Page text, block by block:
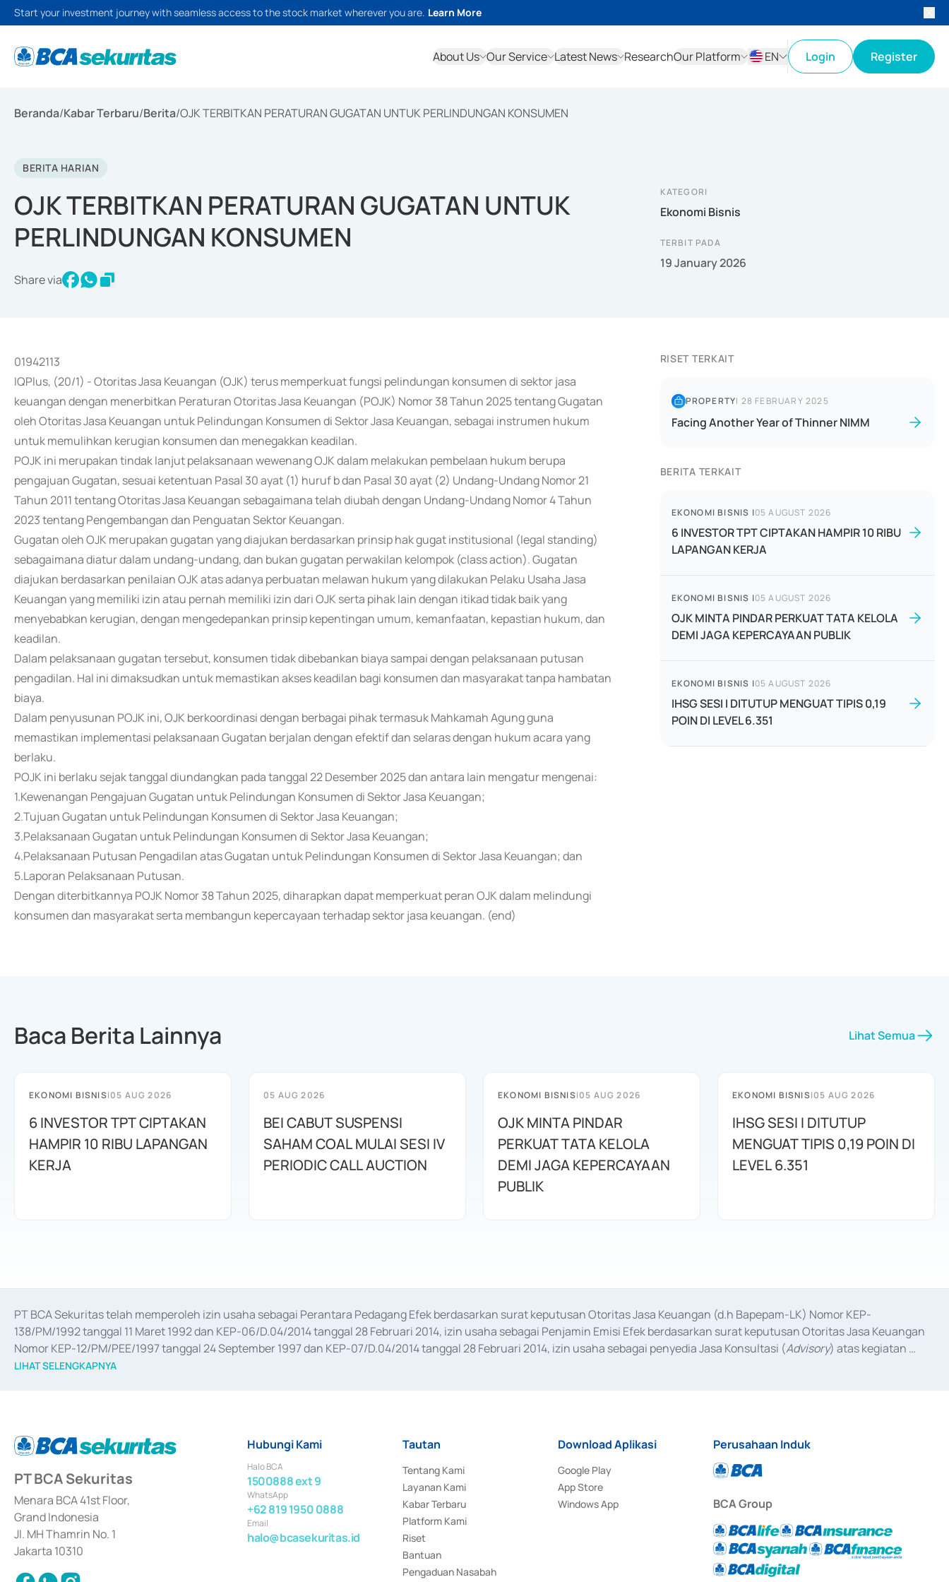
Start your investment journey with seamless access to the stock market wherever you are. Learn More
About Us Our Service Latest News ResearchOur Platform
EN
Login Register
Beranda/Kabar Terbaru/Berita/OJK TERBITKAN PERATURAN GUGATAN UNTUK PERLINDUNGAN KONSUMEN
BERITA HARIAN
OJK TERBITKAN PERATURAN GUGATAN UNTUK
PERLINDUNGAN KONSUMEN
Share via
KATEGORI
Ekonomi Bisnis
TERBIT PADA
19 January 2026
01942113
IQPlus, (20/1) - Otoritas Jasa Keuangan (OJK) terus memperkuat fungsi pelindungan konsumen di sektor jasa
keuangan dengan menerbitkan Peraturan Otoritas Jasa Keuangan (POJK) Nomor 38 Tahun 2025 tentang Gugatan
oleh Otoritas Jasa Keuangan untuk Pelindungan Konsumen di Sektor Jasa Keuangan, sebagai instrumen hukum
untuk memulihkan kerugian konsumen dan menegakkan keadilan.
POJK ini merupakan tindak lanjut pelaksanaan wewenang OJK dalam melakukan pembelaan hukum berupa
pengajuan Gugatan, sesuai ketentuan Pasal 30 ayat (1) huruf b dan Pasal 30 ayat (2) Undang-Undang Nomor 21
Tahun 2011 tentang Otoritas Jasa Keuangan sebagaimana telah diubah dengan Undang-Undang Nomor 4 Tahun
2023 tentang Pengembangan dan Penguatan Sektor Keuangan.
Gugatan oleh OJK merupakan gugatan yang diajukan berdasarkan prinsip hak gugat institusional (legal standing)
sebagaimana diatur dalam undang-undang, dan bukan gugatan perwakilan kelompok (class action). Gugatan
diajukan berdasarkan penilaian OJK atas adanya perbuatan melawan hukum yang dilakukan Pelaku Usaha Jasa
Keuangan yang memiliki izin atau pernah memiliki izin dari OJK serta pihak lain dengan itikad tidak baik yang
menyebabkan kerugian, dengan mengedepankan prinsip kepentingan umum, kemanfaatan, kepastian hukum, dan
keadilan.
Dalam pelaksanaan gugatan tersebut, konsumen tidak dibebankan biaya sampai dengan pelaksanaan putusan
pengadilan. Hal ini dimaksudkan untuk memastikan akses keadilan bagi konsumen dan masyarakat tanpa hambatan
biaya.
Dalam penyusunan POJK ini, OJK berkoordinasi dengan berbagai pihak termasuk Mahkamah Agung guna
memastikan implementasi pelaksanaan Gugatan berjalan dengan efektif dan selaras dengan hukum acara yang
berlaku.
POJK ini berlaku sejak tanggal diundangkan pada tanggal 22 Desember 2025 dan antara lain mengatur mengenai:
1.Kewenangan Pengajuan Gugatan untuk Pelindungan Konsumen di Sektor Jasa Keuangan;
2.Tujuan Gugatan untuk Pelindungan Konsumen di Sektor Jasa Keuangan;
3.Pelaksanaan Gugatan untuk Pelindungan Konsumen di Sektor Jasa Keuangan;
4.Pelaksanaan Putusan Pengadilan atas Gugatan untuk Pelindungan Konsumen di Sektor Jasa Keuangan; dan
5.Laporan Pelaksanaan Putusan.
Dengan diterbitkannya POJK Nomor 38 Tahun 2025, diharapkan dapat memperkuat peran OJK dalam melindungi
konsumen dan masyarakat serta membangun kepercayaan terhadap sektor jasa keuangan. (end)
RISET TERKAIT
PROPERTY| 28 FEBRUARY 2025
Facing Another Year of Thinner NIMM
BERITA TERKAIT
EKONOMI BISNIS |05 AUGUST 2026
6 INVESTOR TPT CIPTAKAN HAMPIR 10 RIBU
LAPANGAN KERJA
EKONOMI BISNIS |05 AUGUST 2026
OJK MINTA PINDAR PERKUAT TATA KELOLA
DEMI JAGA KEPERCAYAAN PUBLIK
EKONOMI BISNIS |05 AUGUST 2026
IHSG SESI I DITUTUP MENGUAT TIPIS 0,19
POIN DI LEVEL 6.351
Baca Berita Lainnya Lihat Semua
EKONOMI BISNIS|05 AUG 2026
6 INVESTOR TPT CIPTAKAN
HAMPIR 10 RIBU LAPANGAN
KERJA
05 AUG 2026
BEI CABUT SUSPENSI
SAHAM COAL MULAI SESI IV
PERIODIC CALL AUCTION
EKONOMI BISNIS|05 AUG 2026
OJK MINTA PINDAR
PERKUAT TATA KELOLA
DEMI JAGA KEPERCAYAAN
PUBLIK
EKONOMI BISNIS|05 AUG 2026
IHSG SESI I DITUTUP
MENGUAT TIPIS 0,19 POIN DI
LEVEL 6.351
PT BCA Sekuritas telah memperoleh izin usaha sebagai Perantara Pedagang Efek berdasarkan surat keputusan Otoritas Jasa Keuangan (d.h Bapepam-LK) Nomor KEP-
138/PM/1992 tanggal 11 Maret 1992 dan KEP-06/D.04/2014 tanggal 28 Februari 2014, izin usaha sebagai Penjamin Emisi Efek berdasarkan surat keputusan Otoritas Jasa Keuangan
Nomor KEP-12/PM/PEE/1997 tanggal 24 September 1997 dan KEP-07/D.04/2014 tanggal 28 Februari 2014, izin usaha sebagai penyedia Jasa Konsultasi (Advisory) atas kegiatan
merger, akuisisi, divestasi, dan
LIHAT SELENGKAPNYA
PT BCA Sekuritas
Menara BCA 41st Floor,
Grand Indonesia
Jl. MH Thamrin No. 1
Jakarta 10310
Hubungi Kami
Halo BCA
1500888 ext 9
WhatsApp
+62 819 1950 0888
Email
halo@bcasekuritas.id
Tautan
Tentang Kami
Layanan Kami
Kabar Terbaru
Platform Kami
Riset
Bantuan
Pengaduan Nasabah
Download Aplikasi
Google Play
App Store
Windows App
Perusahaan Induk
BCA Group